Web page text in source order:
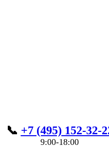
+7 (495) 152-32-
9:00-18:00